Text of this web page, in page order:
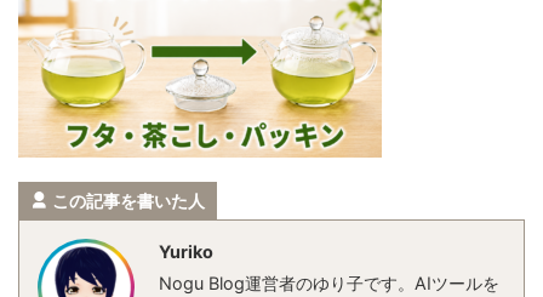
この記事を書いた人
Yuriko
Nogu Blog運営者のゆり子です。AIツールを